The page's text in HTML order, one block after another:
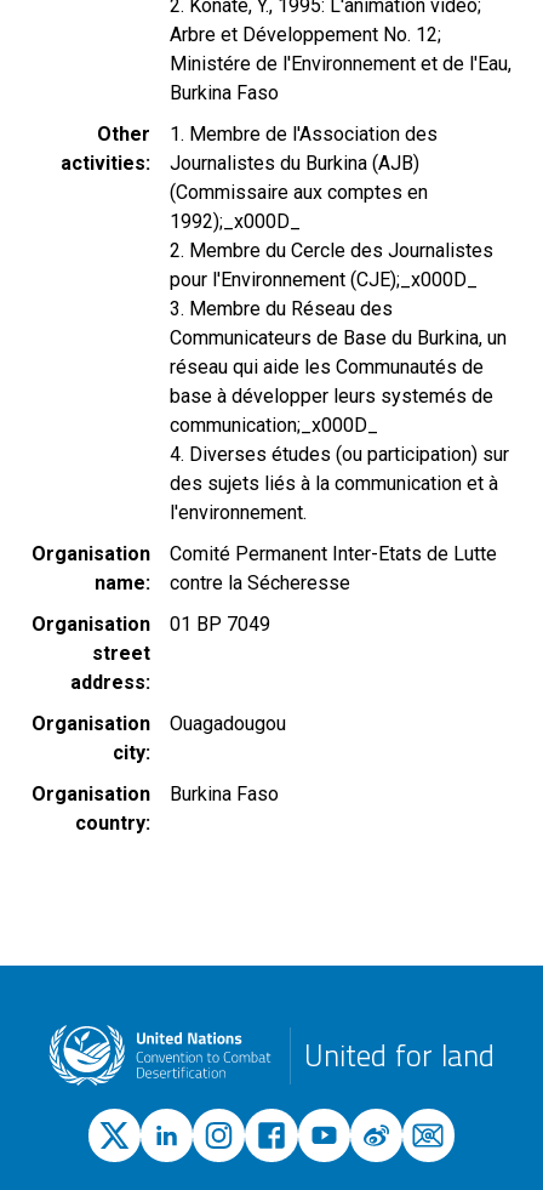
2. Konate, Y., 1995: L'animation vidéo;
Arbre et Développement No. 12;
Ministére de l'Environnement et de l'Eau,
Burkina Faso
Other
activities
1. Membre de l'Association des
Journalistes du Burkina (AJB)
(Commissaire aux comptes en
1992);_x000D_
2. Membre du Cercle des Journalistes
pour l'Environnement (CJE);_x000D_
3. Membre du Réseau des
Communicateurs de Base du Burkina, un
réseau qui aide les Communautés de
base à développer leurs systemés de
communication;_x000D_
4. Diverses études (ou participation) sur
des sujets liés à la communication et à
l'environnement.
Organisation
name
Comité Permanent Inter-Etats de Lutte
contre la Sécheresse
Organisation
street
address
01 BP 7049
Organisation
city
Ouagadougou
Organisation
country
Burkina Faso
United for land